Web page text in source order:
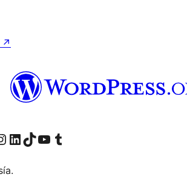
↗
Threads
página de Facebook
nuestra cuenta de Instagram
Visita nuestra cuenta de LinkedIn
Visita nuestra cuenta de TikTok
Visita nuestro canal de YouTube
Visita nuestra cuenta de Tumblr